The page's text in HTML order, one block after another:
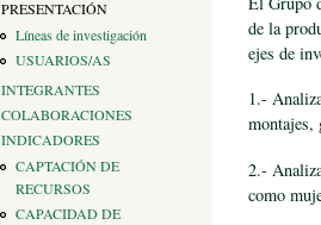
PRESENTACIÓN
Líneas de investigación
USUARIOS/AS
INTEGRANTES
COLABORACIONES
INDICADORES
CAPTACIÓN DE
RECURSOS
CAPACIDAD DE
de la
ejes de
1.-
montajes,
2.-
como